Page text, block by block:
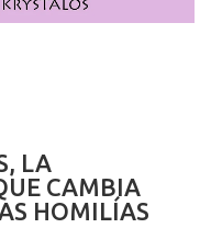
LA
CAMBIA
HOMILÍAS